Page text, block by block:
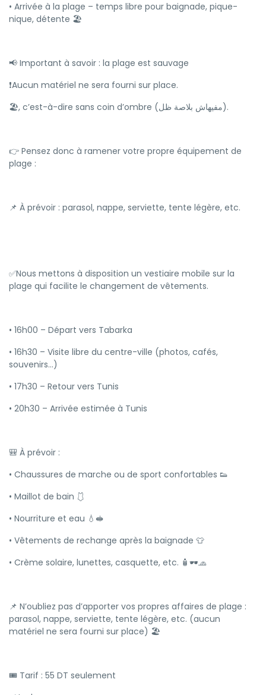
• Arrivée à la plage – temps libre pour baignade, pique-
nique, détente 🏖
📢 Important à savoir : la plage est sauvage
❗Aucun matériel ne sera fourni sur place.
🏖️, c’est-à-dire sans coin d’ombre (مفيهاش بلاصة ظل).
👉 Pensez donc à ramener votre propre équipement de
plage :
📌 À prévoir : parasol, nappe, serviette, tente légère, etc.
✅Nous mettons à disposition un vestiaire mobile sur la
plage qui facilite le changement de vêtements.
• 16h00 – Départ vers Tabarka
• 16h30 – Visite libre du centre-ville (photos, cafés,
souvenirs…)
• 17h30 – Retour vers Tunis
• 20h30 – Arrivée estimée à Tunis
🎒 À prévoir :
• Chaussures de marche ou de sport confortables 👟
• Maillot de bain 🩱
• Nourriture et eau 💧🥪
• Vêtements de rechange après la baignade 👕
• Crème solaire, lunettes, casquette, etc. 🧴🕶️🧢
📌 N’oubliez pas d’apporter vos propres affaires de plage :
parasol, nappe, serviette, tente légère, etc. (aucun
matériel ne sera fourni sur place) 🏖️
🎟️ Tarif : 55 DT seulement